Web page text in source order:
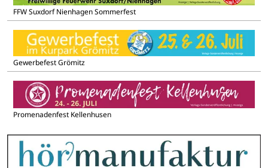
FFW Suxdorf Nienhagen Sommerfest
Gewerbefest Grömitz
Promenadenfest Kellenhusen